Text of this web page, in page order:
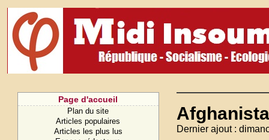
Page d'accueil
Plan du site
Articles populaires
Articles les plus lus
Dernier ajout :